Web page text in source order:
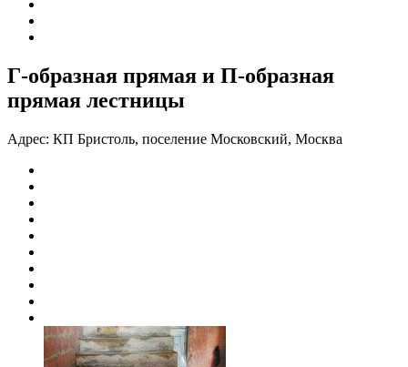
Г-образная прямая и П-образная
прямая лестницы
Адрес: КП Бристоль, поселение Московский, Москва